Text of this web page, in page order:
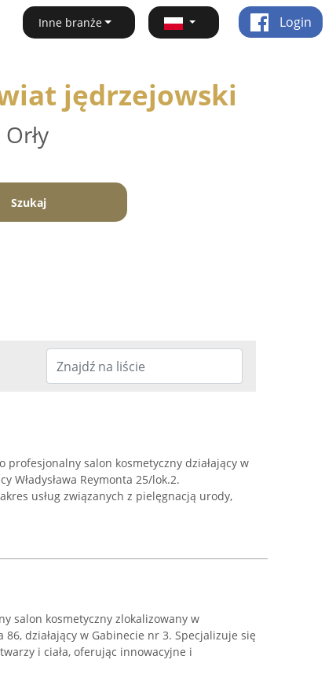
Inne branże Login
jędrzejowski
Szukaj
profesjonalny salon kosmetyczny działający w
Władysława Reymonta 25/lok.2.
usług związanych z pielęgnacją urody,
salon kosmetyczny zlokalizowany w
działający w Gabinecie nr 3. Specjalizuje się
i ciała, oferując innowacyjne i